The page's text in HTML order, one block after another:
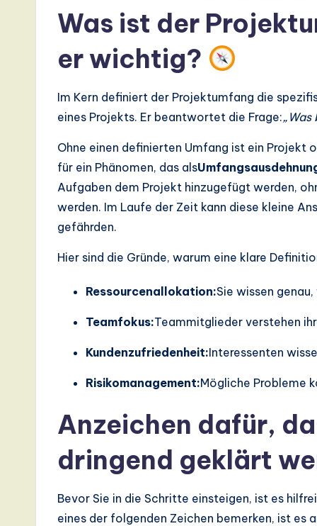
ft
w
Was ist der
er wichtig?
Im Kern definiert der Projektumfang die
eines Projekts. Er beantwortet die Frage:„Was
Ohne einen definierten Umfang ist ein Projekt
für ein Phänomen, das als
Aufgaben dem Projekt hinzugefügt werden,
werden. Im Laufe der Zeit kann diese kleine
gefährden.
Hier sind die Gründe, warum eine klare
Ressourcenallokation:Sie wissen
Teamfokus:Teammitglieder verstehen
Kundenzufriedenheit:Interessenten
Risikomanagement:Mögliche Probleme
Anzeichen dafür,
dringend geklärt
Bevor Sie in die Schritte einsteigen, ist es
eines der folgenden Zeichen bemerken, ist es